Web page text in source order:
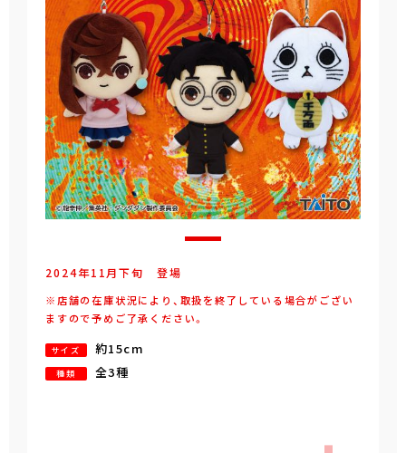
2024年11月下旬 登場
※店舗の在庫状況により、取扱を終了している場合がござい
ますので予めご了承ください。
サイズ 約15cm
種類 全3種